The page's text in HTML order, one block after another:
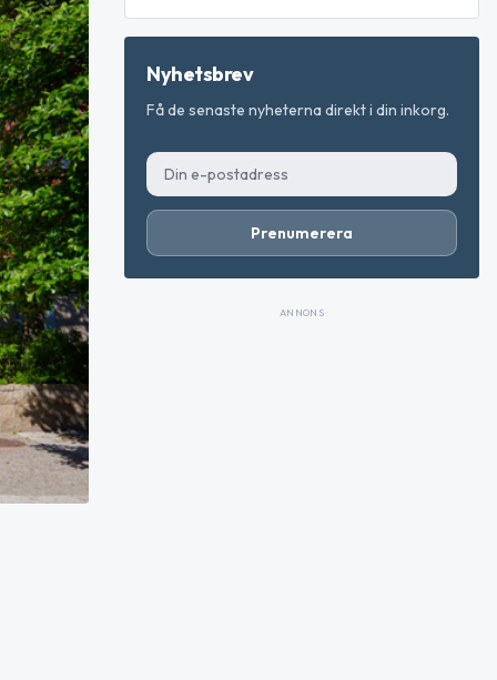
Nyhetsbrev
Få de senaste nyheterna direkt i din inkorg.
Prenumerera
ANNONS